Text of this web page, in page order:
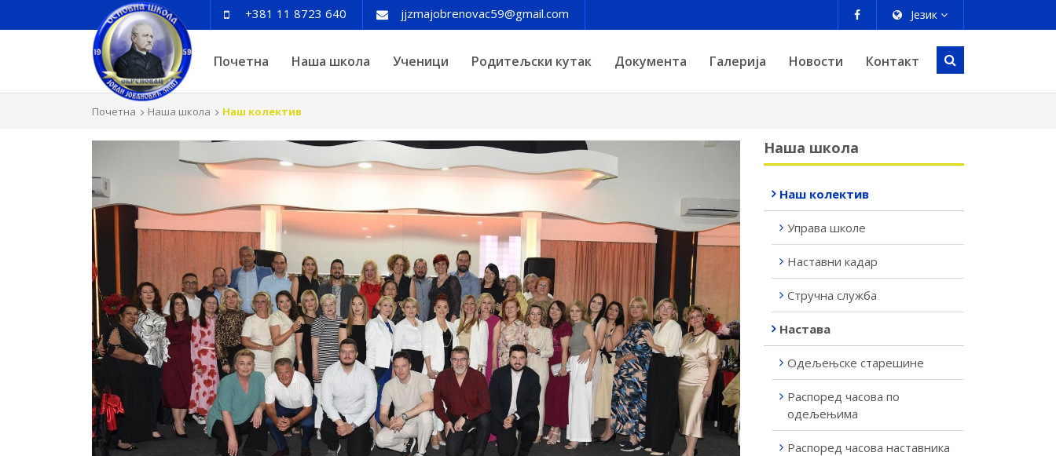
+381 11 8723 640 jjzmajobrenovac59@gmail.com Језик
Почетна Наша школа Ученици Родитељски кутак Документа Галерија Новости Контакт
Почетна Наша школа Наш колектив
Наша школа
Наш колектив
Управа школе
Наставни кадар
Стручна служба
Настава
Одељењске старешине
Распоред часова по
одељењима
Распоред часова наставника